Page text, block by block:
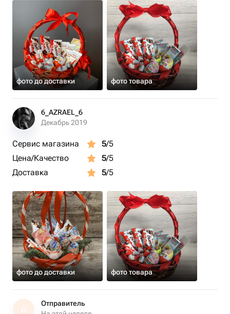
фото до доставки фото товара
6_AZRAEL_6
Декабрь 2019
Сервис магазина 5/5
Цена/Качество
5/5
Доставка
5/5
фото до доставки фото товара
О
Отправитель